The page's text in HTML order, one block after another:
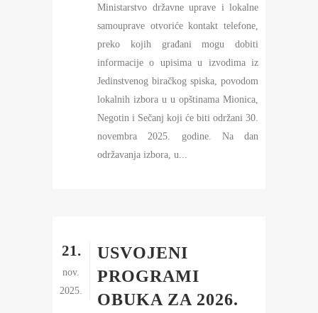
Ministarstvo državne uprave i lokalne
samouprave otvoriće kontakt telefone,
preko kojih građani mogu dobiti
informacije o upisima u izvodima iz
Jedinstvenog biračkog spiska, povodom
lokalnih izbora u u opštinama Mionica,
Negotin i Sečanj koji će biti održani 30.
novembra 2025. godine. Na dan
održavanja izbora, u...
21.
nov.
2025.
USVOJENI
PROGRAMI
OBUKA ZA 2026.